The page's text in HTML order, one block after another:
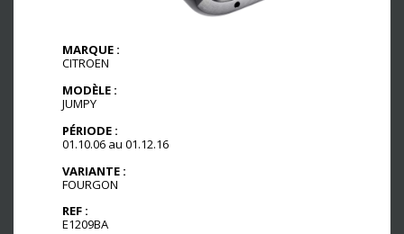
MARQUE :
CITROEN
MODÈLE :
JUMPY
PÉRIODE :
01.10.06 au 01.12.16
VARIANTE :
FOURGON
REF :
E1209BA